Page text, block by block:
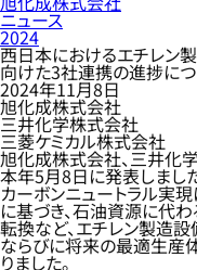
ニュース
2024
西日本におけるエチレン
向けた3社連携の進捗に
2024年11月8日
旭化成株式会社
三井化学株式会社
三菱ケミカル株式会社
旭化成株式会社、三井化
本年5月8日に発表しまし
カーボンニュートラル実
に基づき、石油資源に代
転換など、エチレン製造
ならびに将来の最適生産
りました。